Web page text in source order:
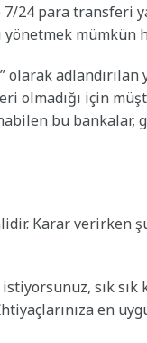
7/24 para transferi
mümkün
olarak
olmadığı için
bu bankalar,
Karar verirken
istiyorsunuz, sık sık
en